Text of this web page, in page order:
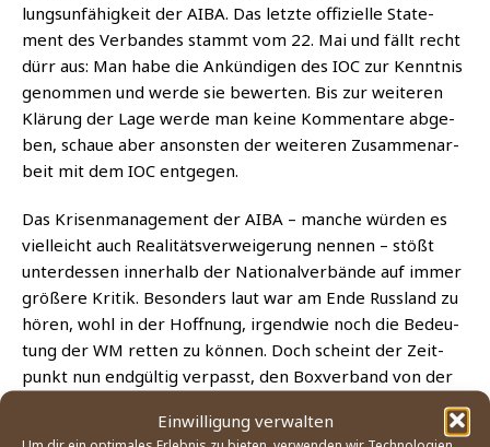
Einwilligung verwalten
lungs­un­fä­hig­keit der AIBA. Das letz­te offi­zi­el­le State­
ment des Ver­ban­des stammt vom 22. Mai und fällt recht
dürr aus: Man habe die Ankün­di­gen des IOC zur Kennt­nis
genom­men und wer­de sie bewer­ten. Bis zur wei­te­ren
Klä­rung der Lage wer­de man kei­ne Kom­men­ta­re abge­
ben, schaue aber ansons­ten der wei­te­ren Zusam­men­ar­
beit mit dem IOC entgegen.
Das Kri­sen­ma­nage­ment der AIBA – man­che wür­den es
viel­leicht auch Rea­li­täts­ver­wei­ge­rung nen­nen – stößt
unter­des­sen inner­halb der Natio­nal­ver­bän­de auf immer
grö­ße­re Kri­tik. Beson­ders laut war am Ende Russ­land zu
hören, wohl in der Hoff­nung, irgend­wie noch die Bedeu­
tung der WM ret­ten zu kön­nen. Doch scheint der Zeit­
punkt nun end­gül­tig ver­passt, den Box­ver­band von der
Basis her noch recht­zei­tig auf einen Kurs zu brin­gen, der
vom IOC akzep­tiert wer­den könnte.